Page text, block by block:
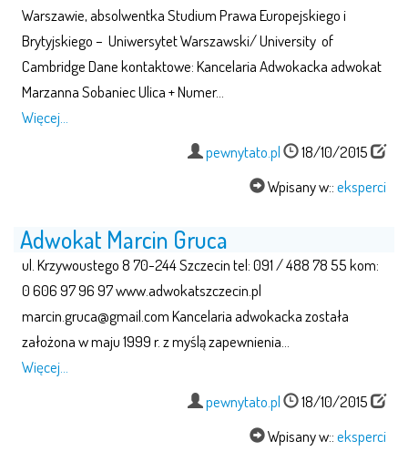
Warszawie, absolwentka Studium Prawa Europejskiego i
Brytyjskiego – Uniwersytet Warszawski/ University of
Cambridge Dane kontaktowe: Kancelaria Adwokacka adwokat
Marzanna Sobaniec Ulica + Numer…
Więcej…
pewnytato.pl
18/10/2015
Wpisany w::eksperci
Adwokat Marcin Gruca
ul. Krzywoustego 8 70-244 Szczecin tel: 091 / 488 78 55 kom:
0 606 97 96 97 www.adwokatszczecin.pl
marcin.gruca@gmail.com Kancelaria adwokacka została
założona w maju 1999 r. z myślą zapewnienia…
Więcej…
pewnytato.pl
18/10/2015
Wpisany w::eksperci